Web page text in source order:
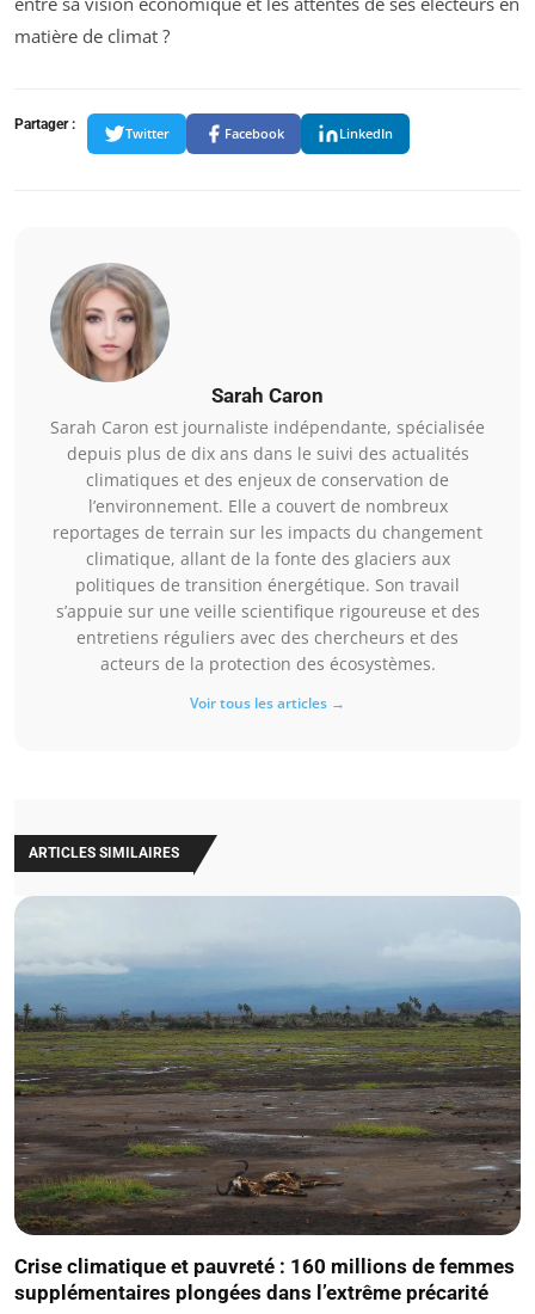
matière de climat ?
Partager :
Twitter Facebook LinkedIn
Sarah Caron
Sarah Caron est journaliste indépendante, spécialisée
depuis plus de dix ans dans le suivi des actualités
climatiques et des enjeux de conservation de
l’environnement. Elle a couvert de nombreux
reportages de terrain sur les impacts du changement
climatique, allant de la fonte des glaciers aux
politiques de transition énergétique. Son travail
s’appuie sur une veille scientifique rigoureuse et des
entretiens réguliers avec des chercheurs et des
acteurs de la protection des écosystèmes.
Voir tous les articles →
ARTICLES SIMILAIRES
Crise climatique et pauvreté : 160 millions de femmes
supplémentaires plongées dans l’extrême précarité